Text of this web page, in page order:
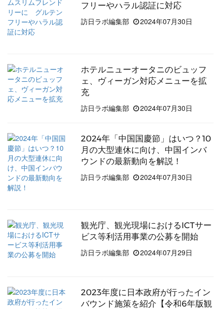
フリーやハラル認証に対応
訪日ラボ編集部
2024年07月30日
ホテルニューオータニのビュッフ
ェ、ヴィーガン対応メニューを拡
充
訪日ラボ編集部
2024年07月30日
2024年「中国国慶節」はいつ？10
月の大型連休に向け、中国インバ
ウンドの最新動向を解説！
訪日ラボ編集部
2024年07月30日
観光庁、観光現場におけるICTサー
ビス等利活用事業の公募を開始
訪日ラボ編集部
2024年07月29日
2023年度に日本政府が行ったイン
バウンド施策を紹介【令和6年版観